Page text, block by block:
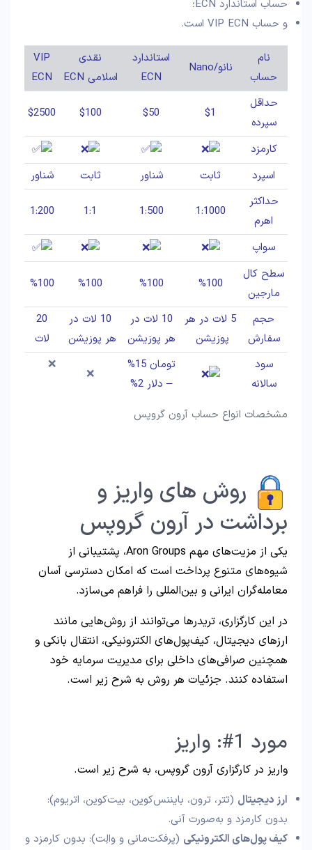
حساب استاندارد ECN؛
و حساب VIP ECN است.
مشخصات انواع حساب آرون گروپس
نام
حساب
نانو/Nano
استاندارد
ECN
نقدی
اسلامی ECN
VIP
ECN
حداقل
سپرده
$1
$50
$100
$2500
کارمزد
اسپرد
ثابت شناور ثابت
شناور
حداکثر
اهرم
1:1000
1:500
1:1
1:200
سواپ
سطح کال
مارجین
%100
%100
%100
%100
حجم
سفارش
5 لات در هر
پوزیشن
10 لات در
هر پوزیشن
10 لات در
هر پوزیشن
20
لات
سود
سالانه
تومان 15%
– دلار 2%
❌
❌
روش های واریز و
برداشت در آرون گروپس
یکی از مزیت‌های مهم Aron Groups، پشتیبانی از
شیوه‌های متنوع پرداخت است که امکان دسترسی آسان
معامله‌گران ایرانی و بین‌المللی را فراهم می‌سازد.
در این کارگزاری، تریدرها می‌توانند از روش‌هایی مانند
ارزهای دیجیتال، کیف‌پول‌های الکترونیکی، انتقال بانکی و
همچنین صرافی‌های داخلی برای مدیریت سرمایه خود
استفاده کنند. جزئیات هر روش به شرح زیر است.
مورد 1#: واریز
واریز در کارگزاری آرون گروپس، به شرح زیر است.
ارز دیجیتال (تتر، ترون، بایننس‌کوین، بیت‌کوین، اتریوم):
بدون کارمزد و به‌صورت آنی.
کیف پول‌های الکترونیکی (پرفکت‌مانی و والِت): بدون کارمزد و